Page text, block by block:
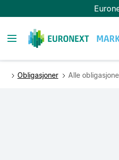
til
hovedinnhold
Toggle navigation
Obligasjoner Alle